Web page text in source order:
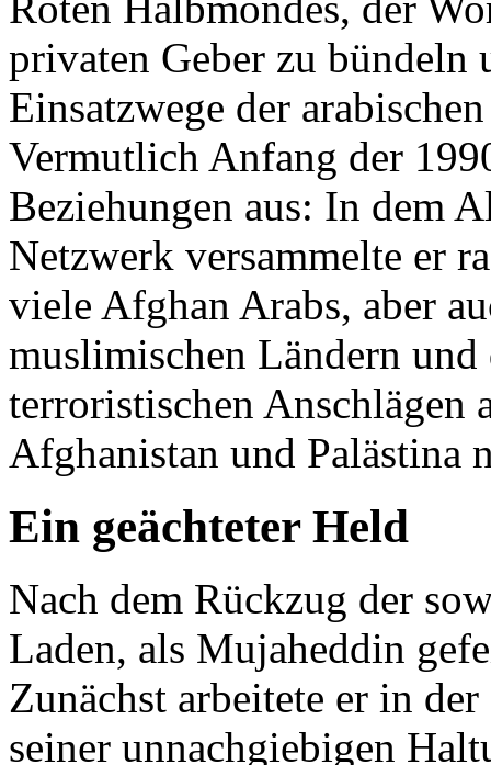
privaten Geber zu bündeln
Einsatzwege der
Vermutlich Anfang der
Beziehungen aus: In dem
Netzwerk versammelte er
viele Afghan Arabs, aber
muslimischen Ländern
terroristischen Anschlägen
Afghanistan und Palästina
Ein geächteter Held
Nach dem Rückzug der
Laden, als Mujaheddin
Zunächst arbeitete er in
seiner unnachgiebigen